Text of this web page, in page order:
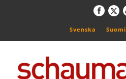
Svenska Suomi